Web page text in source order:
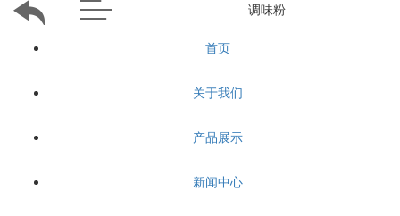
调味粉
首页
关于我们
产品展示
新闻中心